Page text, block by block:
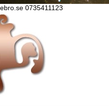
0735411123